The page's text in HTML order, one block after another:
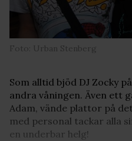
Foto: Urban Stenberg
Som alltid bjöd DJ Zocky
andra våningen. Även ett
Adam, vände plattor på
med personal tackar alla
en underbar helg!